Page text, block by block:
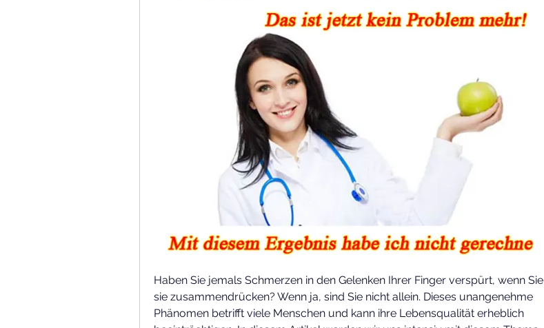
Haben Sie jemals Schmerzen in den Gelenken Ihrer Finger verspürt, wenn Sie
sie zusammendrücken? Wenn ja, sind Sie nicht allein. Dieses unangenehme
Phänomen betrifft viele Menschen und kann ihre Lebensqualität erheblich